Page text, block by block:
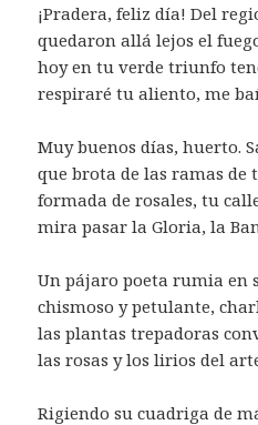
¡Pradera, feliz día! Del
quedaron allá lejos el
hoy en tu verde triunfo
respiraré tu aliento, me
Muy buenos días, huerto.
que brota de las ramas de
formada de rosales, tu
mira pasar la Gloria, la
Un pájaro poeta rumia en
chismoso y petulante,
las plantas trepadoras
las rosas y los lirios del
Rigiendo su cuadriga de